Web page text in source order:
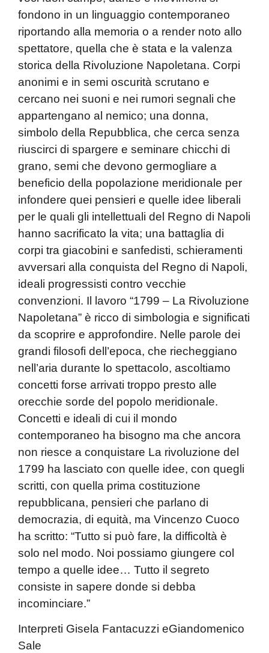
fondono in un linguaggio contemporaneo
riportando alla memoria o a render noto allo
spettatore, quella che è stata e la valenza
storica della Rivoluzione Napoletana. Corpi
anonimi e in semi oscurità scrutano e
cercano nei suoni e nei rumori segnali che
appartengano al nemico; una donna,
simbolo della Repubblica, che cerca senza
riuscirci di spargere e seminare chicchi di
grano, semi che devono germogliare a
beneficio della popolazione meridionale per
infondere quei pensieri e quelle idee liberali
per le quali gli intellettuali del Regno di Napoli
hanno sacrificato la vita; una battaglia di
corpi tra giacobini e sanfedisti, schieramenti
avversari alla conquista del Regno di Napoli,
ideali progressisti contro vecchie
convenzioni. Il lavoro “1799 – La Rivoluzione
Napoletana” è ricco di simbologia e significati
da scoprire e approfondire. Nelle parole dei
grandi filosofi dell’epoca, che riecheggiano
nell’aria durante lo spettacolo, ascoltiamo
concetti forse arrivati troppo presto alle
orecchie sorde del popolo meridionale.
Concetti e ideali di cui il mondo
contemporaneo ha bisogno ma che ancora
non riesce a conquistare La rivoluzione del
1799 ha lasciato con quelle idee, con quegli
scritti, con quella prima costituzione
repubblicana, pensieri che parlano di
democrazia, di equità, ma Vincenzo Cuoco
ha scritto: “Tutto si può fare, la difficoltà è
solo nel modo. Noi possiamo giungere col
tempo a quelle idee… Tutto il segreto
consiste in sapere donde si debba
incominciare.”
Interpreti Gisela Fantacuzzi eGiandomenico
Sale